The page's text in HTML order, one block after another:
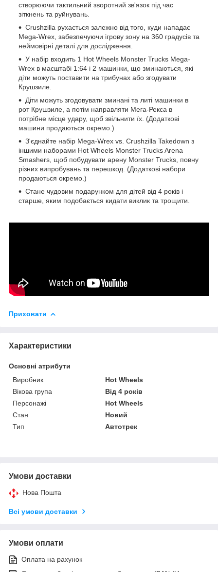
створюючи тактильний зворотний зв'язок під час
зіткнень та руйнувань.
Crushzilla рухається залежно від того, куди нападає
Mega-Wrex, забезпечуючи ігрову зону на 360 градусів та
неймовірні деталі для дослідження.
У набір входить 1 Hot Wheels Monster Trucks Mega-
Wrex в масштабі 1:64 і 2 машинки, що зминаються, які
діти можуть поставити на трибунах або згодувати
Крушзиле.
Діти можуть згодовувати зминані та литі машинки в
рот Крушзиле, а потім направляти Мега-Рекса в
потрібне місце удару, щоб звільнити їх. (Додаткові
машини продаються окремо.)
З'єднайте набір Mega-Wrex vs. Crushzilla Takedown з
іншими наборами Hot Wheels Monster Trucks Arena
Smashers, щоб побудувати арену Monster Trucks, повну
різних випробувань та перешкод. (Додаткові набори
продаються окремо.)
Стане чудовим подарунком для дітей від 4 років і
старше, яким подобається кидати виклик та трощити.
Приховати
Характеристики
Основні атрибути
Виробник
Hot Wheels
Вікова група
Від 4 років
Персонажі
Hot Wheels
Стан
Новий
Тип
Автотрек
Умови доставки
Нова Пошта
Всі умови доставки
Умови оплати
Оплата на рахунок